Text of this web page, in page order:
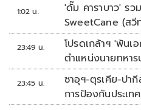
1:02 น.
'ดั๊ม คาราบาว' ร
SweetCane (สวี
23:49 น.
โปรดเกล้าฯ 'พัน
ตำแหน่งนายทหา
'พลตรี'
23:45 น.
ซาอุฯ-ตุรเคีย-ปา
การป้องกันประเ